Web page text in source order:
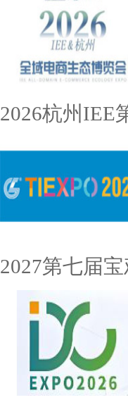
2026杭州IEE
2027第七届